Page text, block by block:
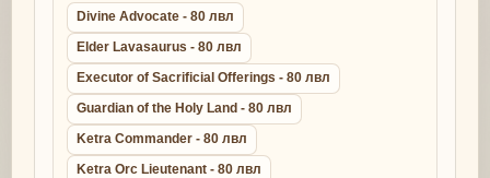
Divine Advocate - 80 лвл
Elder Lavasaurus - 80 лвл
Executor of Sacrificial Offerings - 80 лвл
Guardian of the Holy Land - 80 лвл
Ketra Commander - 80 лвл
Ketra Orc Lieutenant - 80 лвл